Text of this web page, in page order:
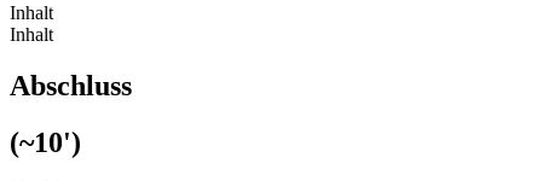
Inhalt
Inhalt
Abschluss
(~10')